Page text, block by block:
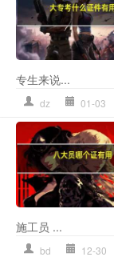
专生来说...
dz 01-03
施工员 ...
bd 12-30